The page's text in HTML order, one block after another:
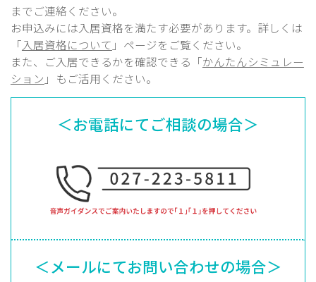
までご連絡ください。
お申込みには入居資格を満たす必要があります。詳しくは
「入居資格について 」ページをご覧ください。
また、ご入居できるかを確認できる「かんたんシミュレー
ション 」もご活用ください。
＜お電話にてご相談の場合＞
＜メールにてお問い合わせの場合＞